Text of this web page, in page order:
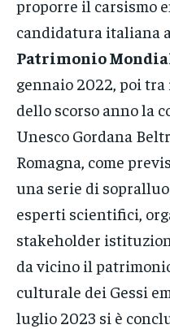
proporre il carsismo
candidatura italiana
Patrimonio
gennaio 2022, poi tra
dello scorso anno la
Unesco Gordana
Romagna, come
una serie di
esperti scientifici,
stakeholder
da vicino il
culturale dei Gessi
luglio 2023 si è